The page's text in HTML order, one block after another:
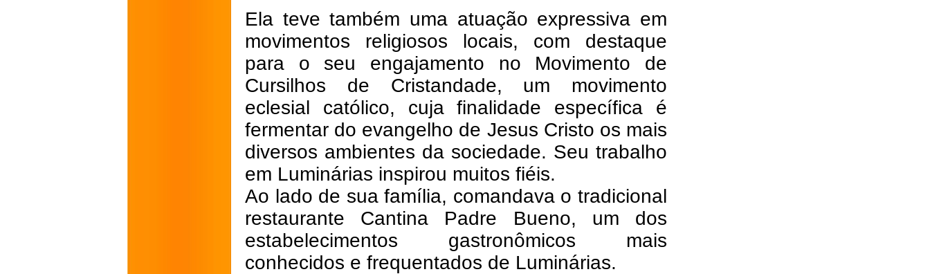
Ela teve também uma atuação expressiva em
movimentos religiosos locais, com destaque
para o seu engajamento no Movimento de
Cursilhos de Cristandade, um movimento
eclesial católico, cuja finalidade específica é
fermentar do evangelho de Jesus Cristo os mais
diversos ambientes da sociedade. Seu trabalho
em Luminárias inspirou muitos fiéis.
Ao lado de sua família, comandava o tradicional
restaurante Cantina Padre Bueno, um dos
estabelecimentos gastronômicos mais
conhecidos e frequentados de Luminárias.